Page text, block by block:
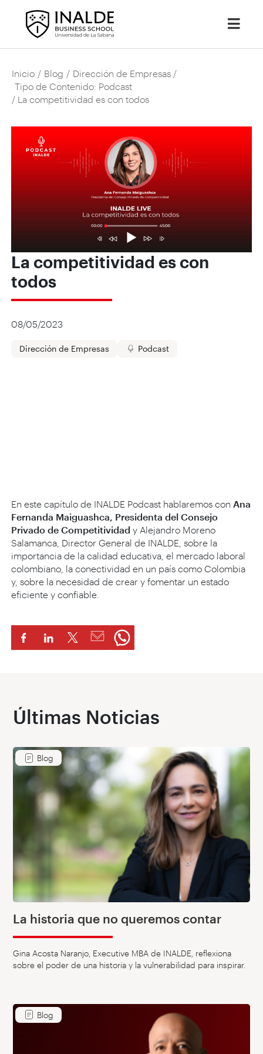
Inicio / Blog / Dirección de Empresas /
Tipo de Contenido: Podcast
/ La competitividad es con todos
La competitividad es con
todos
08/05/2023
Dirección de Empresas Podcast
En este capítulo de INALDE Podcast hablaremos con Ana
Fernanda Maiguashca, Presidenta del Consejo
Privado de Competitividad y Alejandro Moreno
Salamanca, Director General de INALDE, sobre la
importancia de la calidad educativa, el mercado laboral
colombiano, la conectividad en un país como Colombia
y, sobre la necesidad de crear y fomentar un estado
eficiente y confiable.
Últimas Noticias
Blog
La historia que no queremos contar
Gina Acosta Naranjo, Executive MBA de INALDE, reflexiona
sobre el poder de una historia y la vulnerabilidad para inspirar.
Blog